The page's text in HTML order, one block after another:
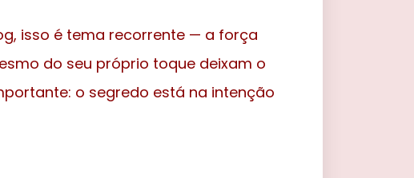
isso é tema recorrente — a força
do seu próprio toque deixam o
o segredo está na intenção